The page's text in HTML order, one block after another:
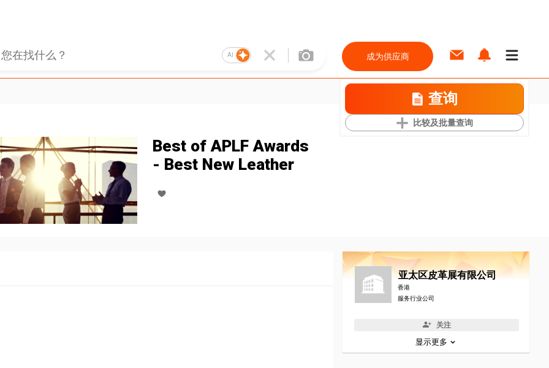
AI 成为供应商
查询
比较及批量查询
Best of APLF Awards
- Best New Leather
亚太区皮革展有限公司
香港
服务行业公司
关注
显示更多